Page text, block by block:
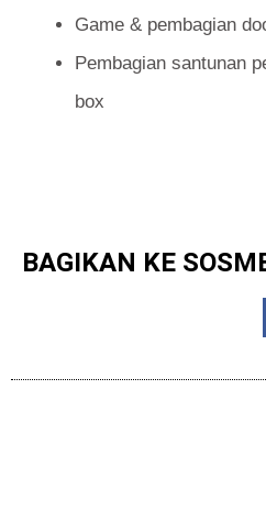
Game & pembagian
Pembagian santunan
box
BAGIKAN KE